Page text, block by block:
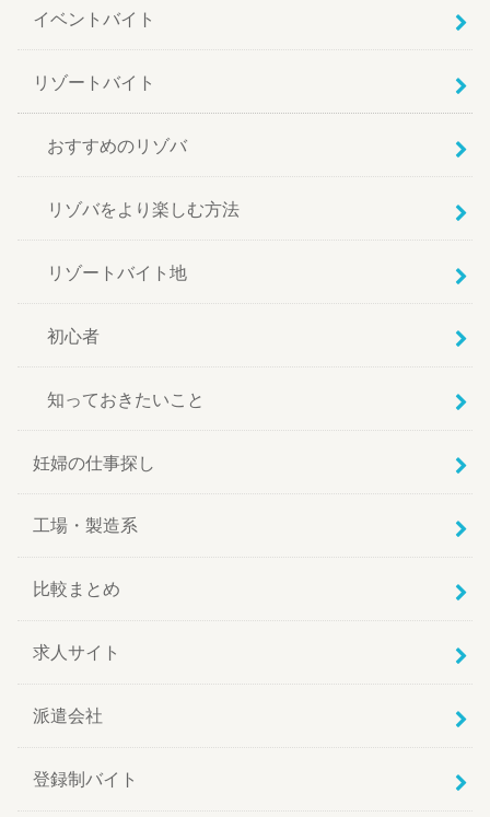
イベントバイト
リゾートバイト
おすすめのリゾバ
リゾバをより楽しむ方法
リゾートバイト地
初心者
知っておきたいこと
妊婦の仕事探し
工場・製造系
比較まとめ
求人サイト
派遣会社
登録制バイト